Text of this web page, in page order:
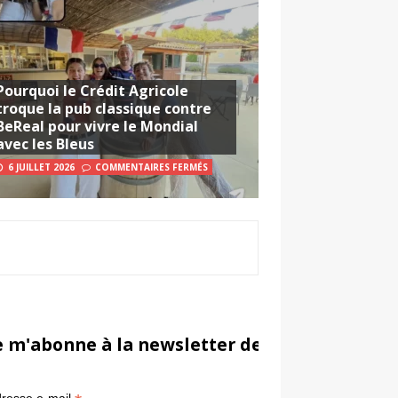
le Crédit Agricole
la pub classique contre
pour vivre le Mondial
les Bleus
6 JUILLET 2026 COMMENTAIRES FERMÉS
m'abonne à la newsletter de